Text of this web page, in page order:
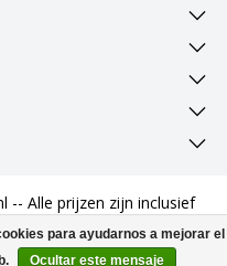
-- Alle prijzen zijn inclusief
para ayudarnos a mejorar el
Ocultar este mensaje